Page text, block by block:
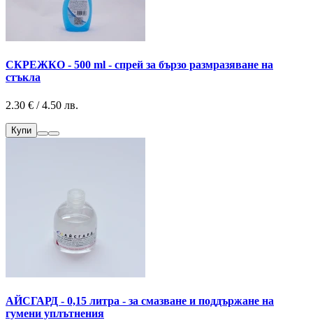
СКРЕЖКО - 500 ml - спрей за бързо размразяване на
стъкла
2.30 € / 4.50 лв.
Купи
АЙСГАРД - 0,15 литра - за смазване и поддържане на
гумени уплътнения